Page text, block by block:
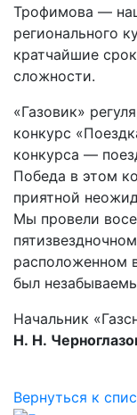
Трофимова —
регионального
кратчайшие
сложности.
«Газовик»
конкурс
конкурса —
Победа в этом
приятной
Мы провели
расположенном
был
Начальник
Н. Н.
Вернуться к